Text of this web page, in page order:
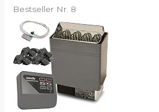
Bestseller Nr. 8